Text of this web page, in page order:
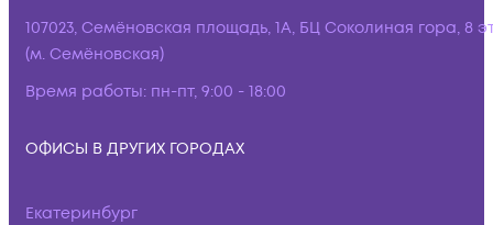
107023, Семёновская площадь, 1А, БЦ Соколиная гора, 8
(м. Семёновская)
Время работы: пн-пт, 9:00 - 18:00
ОФИСЫ В ДРУГИХ ГОРОДАХ
Екатеринбург